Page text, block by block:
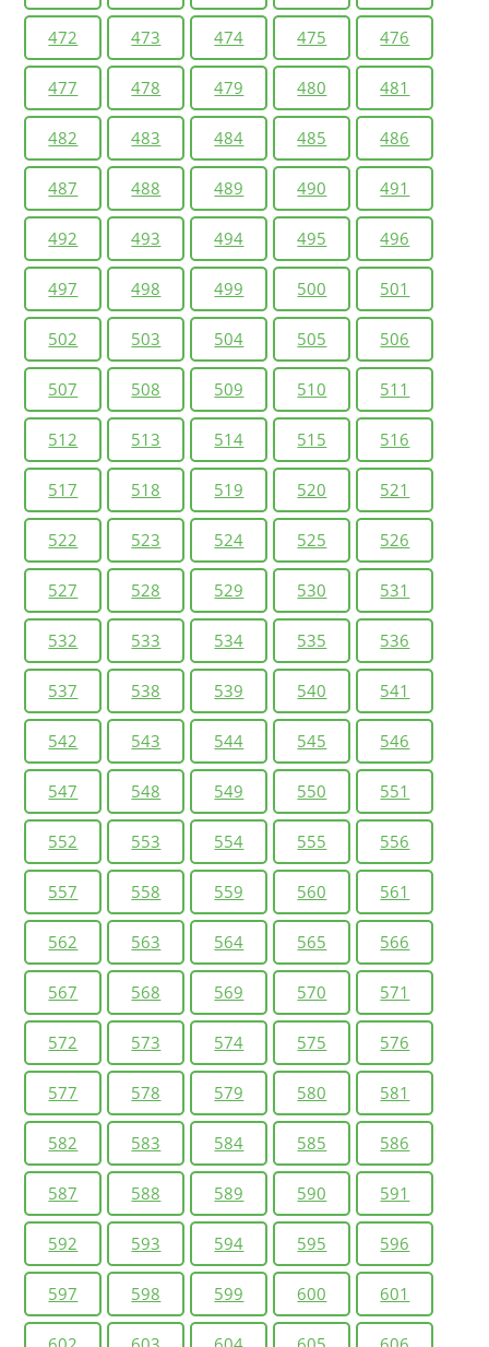
472 473 474 475 476
477 478 479 480 481
482 483 484 485 486
487 488 489 490 491
492 493 494 495 496
497 498 499 500 501
502 503 504 505 506
507 508 509 510 511
512 513 514 515 516
517 518 519 520 521
522 523 524 525 526
527 528 529 530 531
532 533 534 535 536
537 538 539 540 541
542 543 544 545 546
547 548 549 550 551
552 553 554 555 556
557 558 559 560 561
562 563 564 565 566
567 568 569 570 571
572 573 574 575 576
577 578 579 580 581
582 583 584 585 586
587 588 589 590 591
592 593 594 595 596
597 598 599 600 601